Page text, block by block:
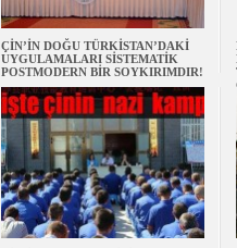
ÇİN’İN DOĞU TÜRKİSTAN’DAKİ
UYGULAMALARI SİSTEMATİK
POSTMODERN BİR SOYKIRIMDIR!